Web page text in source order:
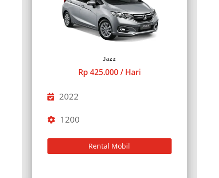
Jazz
Rp 425.000 / Hari
2022
1200
Rental Mobil